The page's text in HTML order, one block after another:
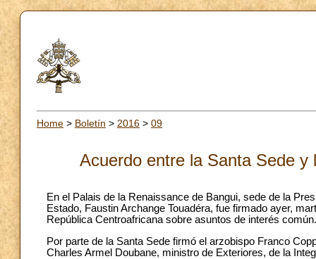
Home > Boletín > 2016 > 09
Acuerdo entre la Santa Sede
En el Palais de la Renaissance de Bangui, sede de la
Estado, Faustin Archange Touadéra, fue firmado ayer,
República Centroafricana sobre asuntos de interés común.
Por parte de la Santa Sede firmó el arzobispo Franco
Charles Armel Doubane, ministro de Exteriores, de la